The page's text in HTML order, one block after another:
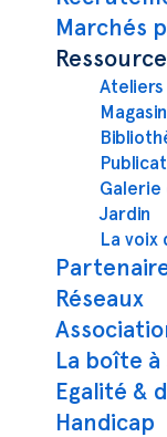
Marchés
Galerie
Jardin
La voix
Réseaux
La boîte à
Egalité &
Handicap